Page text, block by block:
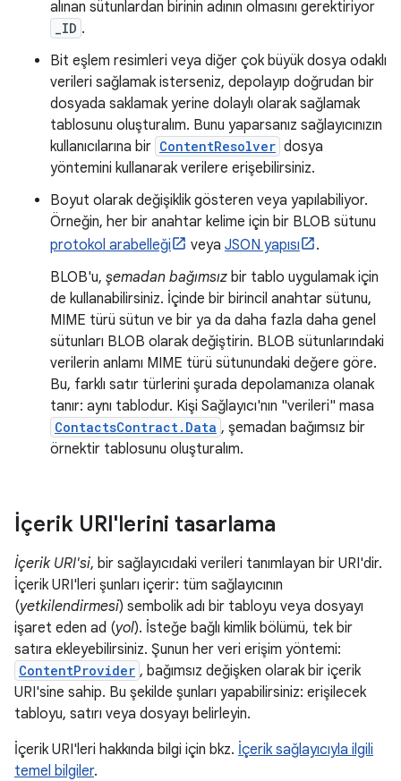
alınan sütunlardan birinin adının olmasını gerektiriyor
_ID .
Bit eşlem resimleri veya diğer çok büyük dosya odaklı
verileri sağlamak isterseniz, depolayıp doğrudan bir
dosyada saklamak yerine dolaylı olarak sağlamak
tablosunu oluşturalım. Bunu yaparsanız sağlayıcınızın
kullanıcılarına bir ContentResolver dosya
yöntemini kullanarak verilere erişebilirsiniz.
Boyut olarak değişiklik gösteren veya yapılabiliyor.
Örneğin, her bir anahtar kelime için bir BLOB sütunu
protokol arabelleği
veya JSON yapısı
.
BLOB'u, şemadan bağımsız bir tablo uygulamak için
de kullanabilirsiniz. İçinde bir birincil anahtar sütunu,
MIME türü sütun ve bir ya da daha fazla daha genel
sütunları BLOB olarak değiştirin. BLOB sütunlarındaki
verilerin anlamı MIME türü sütunundaki değere göre.
Bu, farklı satır türlerini şurada depolamanıza olanak
tanır: aynı tablodur. Kişi Sağlayıcı'nın "verileri" masa
ContactsContract.Data , şemadan bağımsız bir
örnektir tablosunu oluşturalım.
İçerik URI'lerini tasarlama
İçerik URI'si, bir sağlayıcıdaki verileri tanımlayan bir URI'dir.
İçerik URI'leri şunları içerir: tüm sağlayıcının
(yetkilendirmesi) sembolik adı bir tabloyu veya dosyayı
işaret eden ad (yol). İsteğe bağlı kimlik bölümü, tek bir
satıra ekleyebilirsiniz. Şunun her veri erişim yöntemi:
ContentProvider , bağımsız değişken olarak bir içerik
URI'sine sahip. Bu şekilde şunları yapabilirsiniz: erişilecek
tabloyu, satırı veya dosyayı belirleyin.
İçerik URI'leri hakkında bilgi için bkz. İçerik sağlayıcıyla ilgili
temel bilgiler.